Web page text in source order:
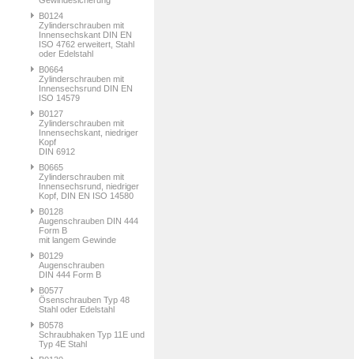
B0124
Zylinderschrauben mit
Innensechskant DIN EN
ISO 4762 erweitert, Stahl
oder Edelstahl
B0664
Zylinderschrauben mit
Innensechsrund DIN EN
ISO 14579
B0127
Zylinderschrauben mit
Innensechskant, niedriger
Kopf
DIN 6912
B0665
Zylinderschrauben mit
Innensechsrund, niedriger
Kopf, DIN EN ISO 14580
B0128
Augenschrauben DIN 444
Form B
mit langem Gewinde
B0129
Augenschrauben
DIN 444 Form B
B0577
Ösenschrauben Typ 48
Stahl oder Edelstahl
B0578
Schraubhaken Typ 11E und
Typ 4E Stahl